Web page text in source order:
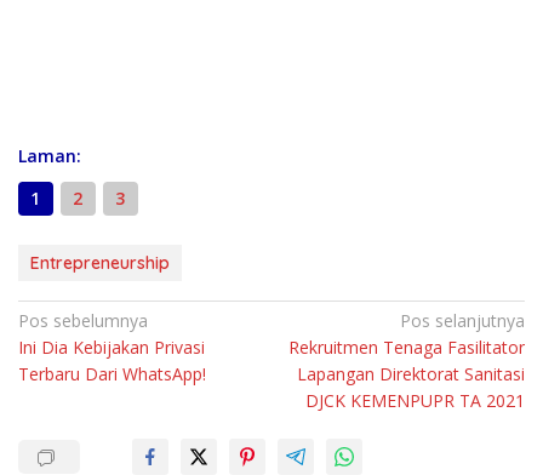
Laman:
1
2 3
Entrepreneurship
N
a
v
Pos sebelumnya
Ini Dia Kebijakan Privasi
Terbaru Dari WhatsApp!
Pos selanjutnya
Rekruitmen Tenaga Fasilitator
Lapangan Direktorat Sanitasi
DJCK KEMENPUPR TA 2021